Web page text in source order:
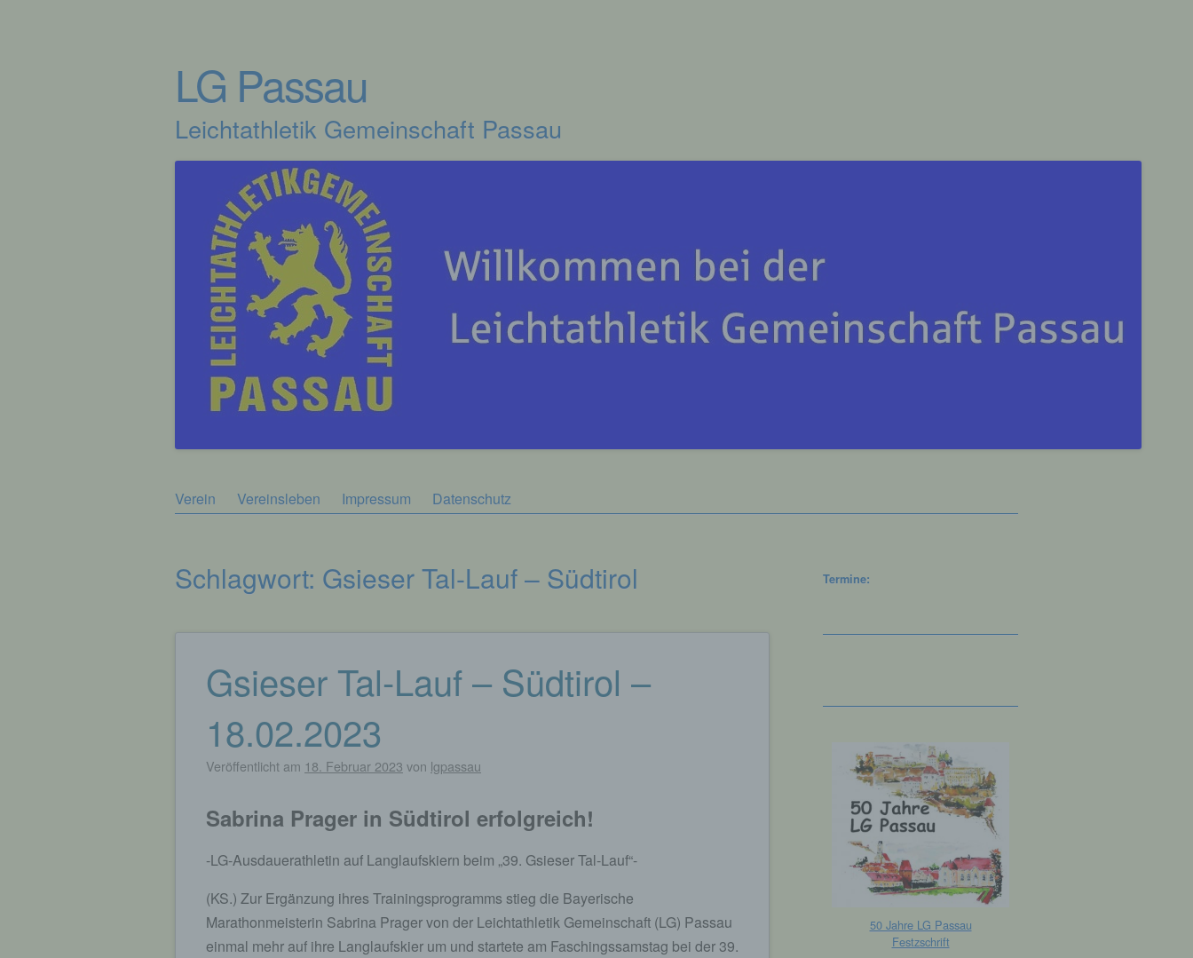
LG Passau
Leichtathletik Gemeinschaft Passau
Zum
Verein Vereinsleben Impressum Datenschutz
Schlagwort: Gsieser Tal-Lauf – Südtirol
Beitragsnavigation
Gsieser Tal-Lauf – Südtirol –
18.02.2023
Veröffentlicht am 18. Februar 2023 von lgpassau
Sabrina Prager in Südtirol erfolgreich!
-LG-Ausdauerathletin auf Langlaufskiern beim „39. Gsieser Tal-Lauf“-
(KS.) Zur Ergänzung ihres Trainingsprogramms stieg die Bayerische
Marathonmeisterin Sabrina Prager von der Leichtathletik Gemeinschaft (LG) Passau
einmal mehr auf ihre Langlaufskier um und startete am Faschingssamstag bei der 39.
Termine:
50 Jahre LG Passau
Festzschrift